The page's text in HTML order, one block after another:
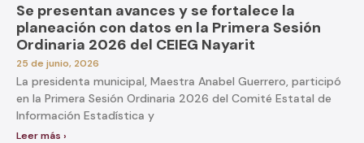
Se presentan avances y se fortalece la
planeación con datos en la Primera Sesión
Ordinaria 2026 del CEIEG Nayarit
25 de junio, 2026
La presidenta municipal, Maestra Anabel Guerrero, participó
en la Primera Sesión Ordinaria 2026 del Comité Estatal de
Información Estadística y
Leer más ›